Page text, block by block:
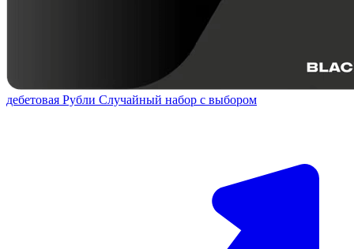
дебетовая Рубли Случайный набор с выбором